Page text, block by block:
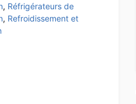
, Réfrigérateurs de
, Refroidissement et